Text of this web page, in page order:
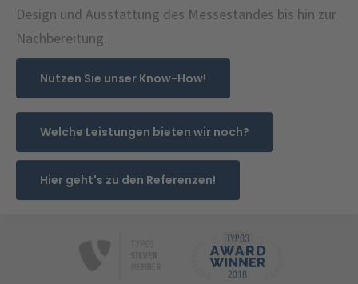
Design und Ausstattung des Messestandes bis hin zur
Nachbereitung.
Nutzen Sie unser Know-How!
Welche Leistungen bieten wir noch?
Hier geht's zu den Referenzen!